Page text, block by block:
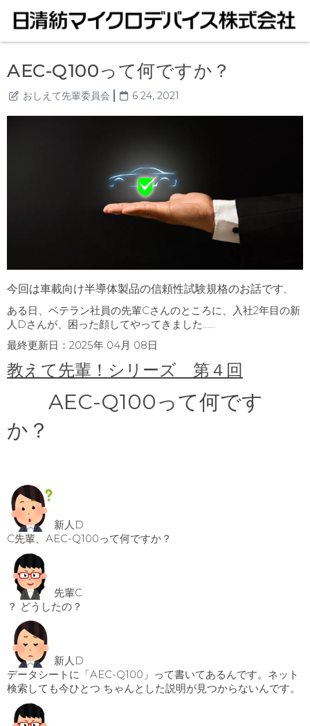
AEC-Q100って何ですか？
おしえて先輩委員会 6 24, 2021
今回は車載向け半導体製品の信頼性試験規格のお話です。
ある日、ベテラン社員の先輩Cさんのところに、入社2年目の新
人Dさんが、困った顔してやってきました……
最終更新日：2025年 04月 08日
教えて先輩！シリーズ 第４回
AEC-Q100って何です
か？
新人D
C先輩、 AEC-Q100って何ですか？
先輩C
？ どうしたの？
新人D
データシートに「AEC-Q100」って書いてあるんです。ネット
検索しても今ひとつ ちゃんとした説明が見つからないんです。